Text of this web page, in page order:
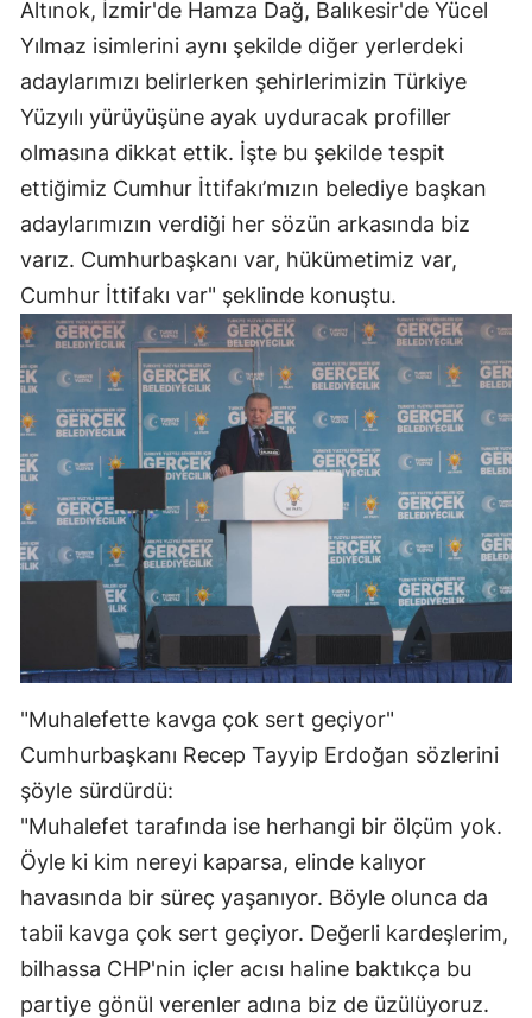
Altınok, İzmir'de Hamza Dağ, Balıkesir'de Yücel
Yılmaz isimlerini aynı şekilde diğer yerlerdeki
adaylarımızı belirlerken şehirlerimizin Türkiye
Yüzyılı yürüyüşüne ayak uyduracak profiller
olmasına dikkat ettik. İşte bu şekilde tespit
ettiğimiz Cumhur İttifakı’mızın belediye başkan
adaylarımızın verdiği her sözün arkasında biz
varız. Cumhurbaşkanı var, hükümetimiz var,
Cumhur İttifakı var" şeklinde konuştu.
"Muhalefette kavga çok sert geçiyor"
Cumhurbaşkanı Recep Tayyip Erdoğan sözlerini
şöyle sürdürdü:
"Muhalefet tarafında ise herhangi bir ölçüm yok.
Öyle ki kim nereyi kaparsa, elinde kalıyor
havasında bir süreç yaşanıyor. Böyle olunca da
tabii kavga çok sert geçiyor. Değerli kardeşlerim,
bilhassa CHP'nin içler acısı haline baktıkça bu
partiye gönül verenler adına biz de üzülüyoruz.